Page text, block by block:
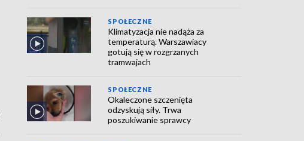
SPOŁECZNE
Klimatyzacja nie nadąża za
temperaturą. Warszawiacy
gotują się w rozgrzanych
tramwajach
SPOŁECZNE
Okaleczone szczenięta
odzyskują siły. Trwa
poszukiwanie sprawcy